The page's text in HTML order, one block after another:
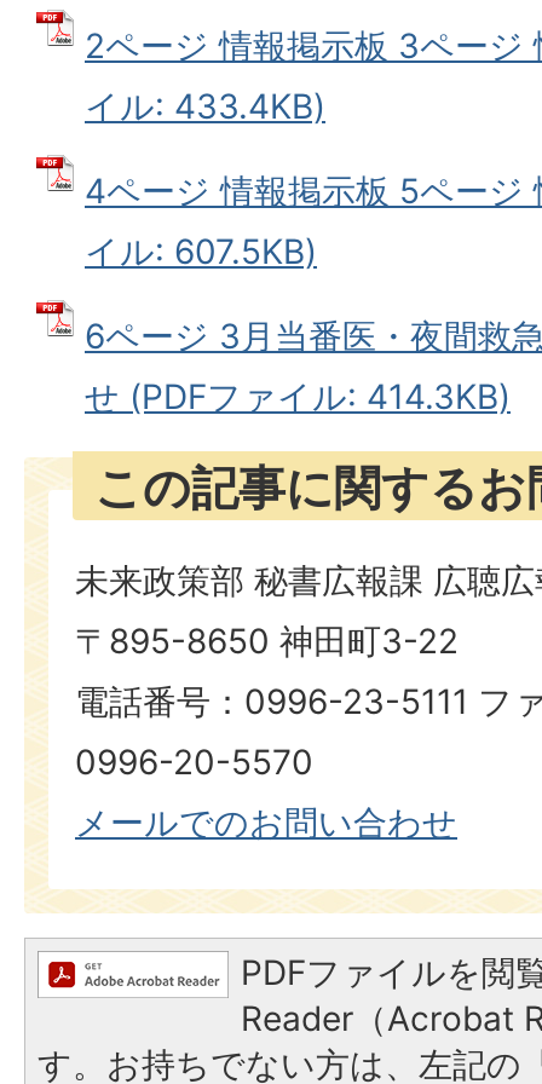
2ページ 情報掲示板 3ページ
イル: 433.4KB)
4ページ 情報掲示板 5ページ
イル: 607.5KB)
6ページ 3月当番医・夜間救
せ (PDFファイル: 414.3KB)
この記事に関する
未来政策部 秘書広報課 広聴
〒895-8650 神田町3-22
電話番号：0996-23-5111 フ
0996-20-5570
メールでのお問い合わせ
PDFファイルを閲
Reader（Acrobat
す。お持ちでない方は、左記の